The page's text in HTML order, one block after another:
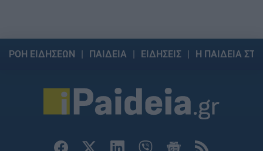
ΡΟΗ ΕΙΔΗΣΕΩΝ ΠΑΙΔΕΙΑ ΕΙΔΗΣΕΙΣ Η ΠΑΙΔΕΙΑ